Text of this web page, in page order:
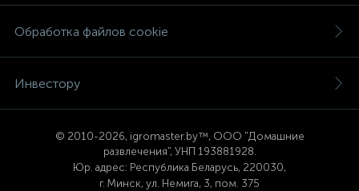
Обработка файлов cookie
Инвестору
© 2010-2026, igromaster.by™, ООО "Домашние
развлечения", УНП 193881928.
Юр. адрес: Республика Беларусь, 220030,
г. Минск, ул. Немига, 3, пом. 375